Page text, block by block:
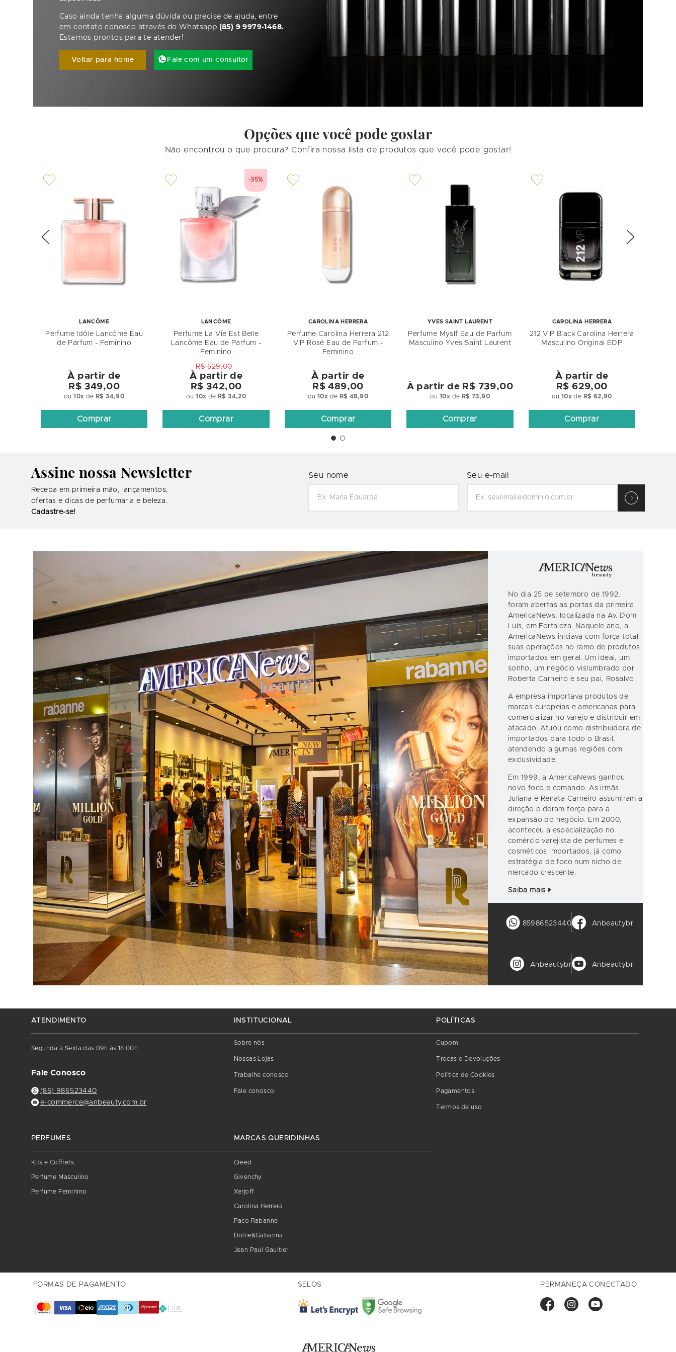
Caso ainda tenha alguma dúvida ou precise de ajuda, entre
em contato conosco através do Whatsapp (85) 9 9979-1468.
Estamos prontos para te atender!
Voltar para home Fale com um consultor
Opções que você pode gostar
Não encontrou o que procura? Confira nossa lista de produtos que você pode gostar!
LANCÔME
Perfume Idôle Lancôme Eau
de Parfum - Feminino
À partir de
R$ 349,00
ou10x de R$ 34,90
Comprar
LANCÔME
Perfume La Vie Est Belle
Lancôme Eau de Parfum -
Feminino
R$ 529,00
À partir de
R$ 342,00
ou10x de R$ 34,20
-35%
Comprar
CAROLINA HERRERA
Perfume Carolina Herrera 212
VIP Rosé Eau de Parfum -
Feminino
À partir de
R$ 489,00
ou10x de R$ 48,90
Comprar
YVES SAINT LAURENT
Perfume Myslf Eau de Parfum
Masculino Yves Saint Laurent
À partir de R$ 739,00
ou 10x de R$ 73,90
Comprar
CAROLINA HERRERA
212 VIP Black Carolina Herrera
Masculino Original EDP
À partir de
R$ 629,00
ou 10x de R$ 62,90
Comprar
Assine nossa Newsletter
Receba em primeira mão, lançamentos,
ofertas e dicas de perfumaria e beleza.
Cadastre-se!
Seu nome Seu e-mail
No dia 25 de setembro de 1992,
foram abertas as portas da primeira
AmericaNews, localizada na Av. Dom
Luís, em Fortaleza. Naquele ano, a
AmericaNews iniciava com força total
suas operações no ramo de produtos
importados em geral. Um ideal, um
sonho, um negócio vislumbrado por
Roberta Carneiro e seu pai, Rosalvo.
A empresa importava produtos de
marcas europeias e americanas para
comercializar no varejo e distribuir em
atacado. Atuou como distribuidora de
importados para todo o Brasil,
atendendo algumas regiões com
exclusividade.
Em 1999, a AmericaNews ganhou
novo foco e comando. As irmãs
Juliana e Renata Carneiro assumiram a
direção e deram força para a
expansão do negócio. Em 2000,
aconteceu a especialização no
comércio varejista de perfumes e
cosméticos importados, já como
estratégia de foco num nicho de
mercado crescente.
Saiba mais
85986523440 Anbeautybr
Anbeautybr Anbeautybr
ATENDIMENTO
Segunda à Sexta das 09h às 18:00h
Fale Conosco
(85) 986523440
e-commerce@anbeauty.com.br
INSTITUCIONAL
Sobre nós
Nossas Lojas
Trabalhe conosco
Fale conosco
POLÍTICAS
Cupom
Trocas e Devoluções
Política de Cookies
Pagamentos
Termos de uso
PERFUMES
Kits e Coffrets
Perfume Masculino
Perfume Feminino
MARCAS QUERIDINHAS
Creed
Givenchy
Xerjoff
Carolina Herrera
Paco Rabanne
Dolce&Gabanna
Jean Paul Gaultier
FORMAS DE PAGAMENTO SELOS PERMANEÇA CONECTADO